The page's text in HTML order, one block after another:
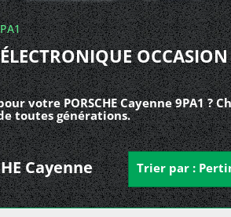
votre PORSCHE Cayenne 9PA1 ?
toutes générations.
Cayenne
Trier par :